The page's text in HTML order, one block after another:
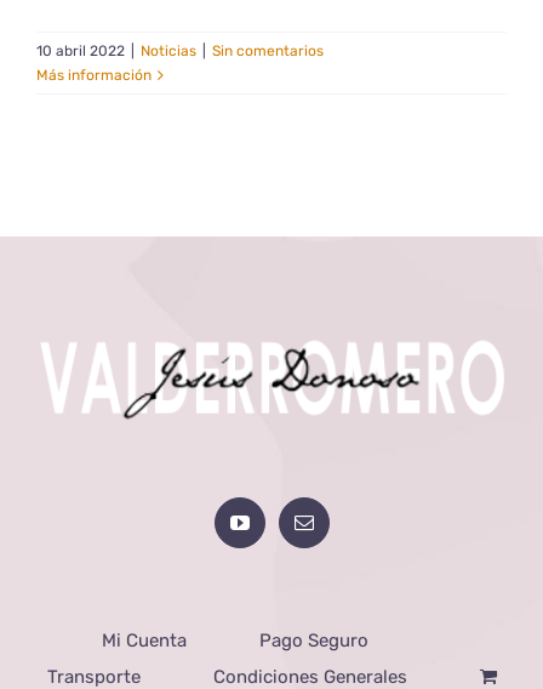
10 abril 2022 Noticias
Sin comentarios
Más información
Mi Cuenta
Pago Seguro
Transporte
Condiciones Generales